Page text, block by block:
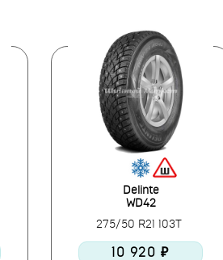
Delinte
WD42
275/50 R21 103T
10 920 ₽